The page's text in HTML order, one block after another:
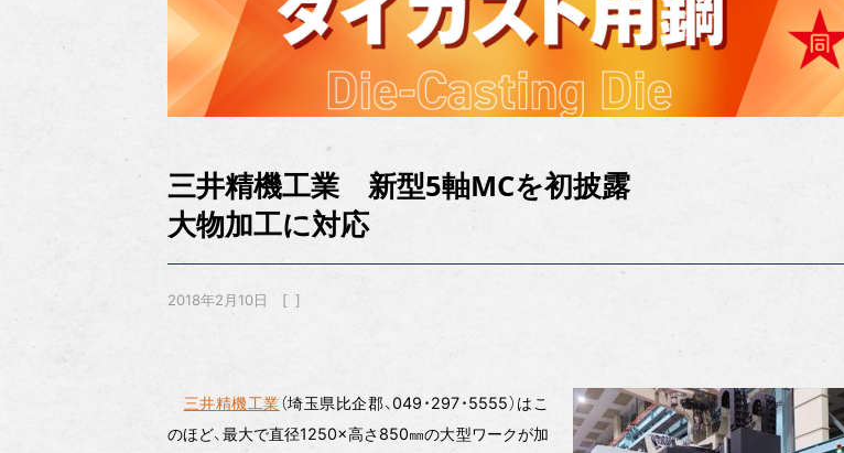
三井精機工業 新型5軸MCを初披露
大物加工に対応
2018年2月10日
三井精機工業（埼玉県比企郡、049・297・5555）はこ
のほど、最大で直径1250×高さ850㎜の大型ワークが加